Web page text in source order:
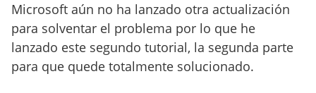
Microsoft aún no ha lanzado otra actualización
para solventar el problema por lo que he
lanzado este segundo tutorial, la segunda parte
para que quede totalmente solucionado.